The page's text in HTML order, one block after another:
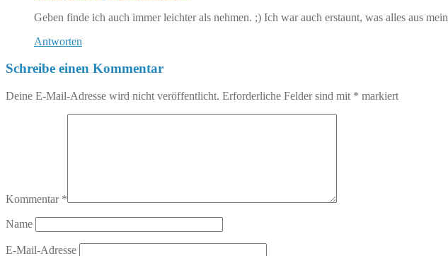
Geben finde ich auch immer leichter als nehmen. ;) Ich war auch erstaunt, was alles aus
Antworten
Schreibe einen Kommentar
Deine E-Mail-Adresse wird nicht veröffentlicht. Erforderliche Felder sind mit * markiert
Kommentar *
Name
E-Mail-Adresse